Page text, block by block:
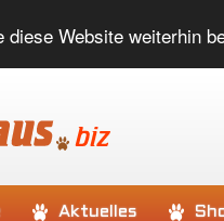
Website weiterhin
Aktuelles